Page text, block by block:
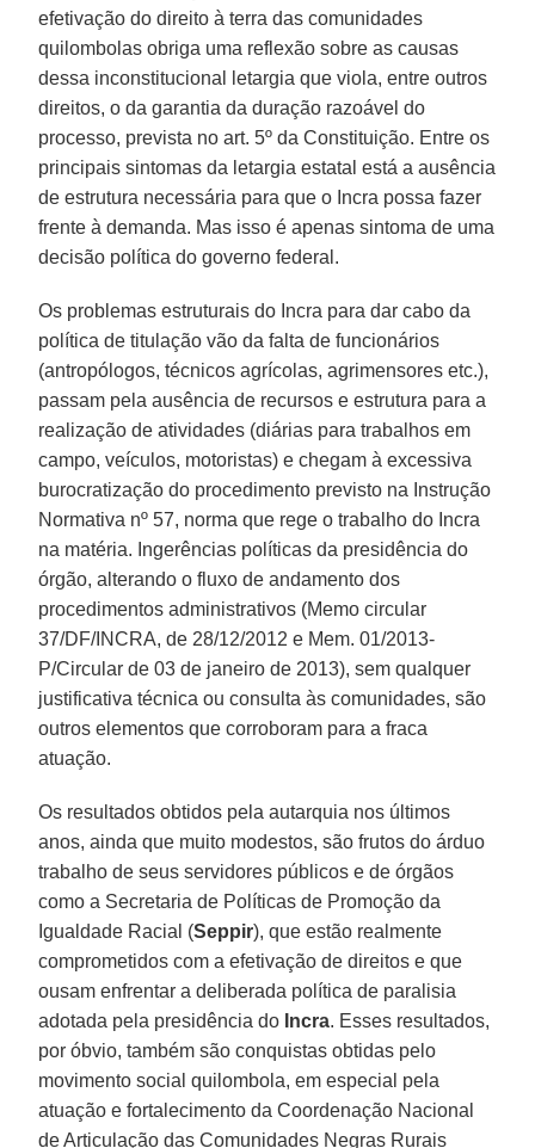
efetivação do direito à terra das comunidades
quilombolas obriga uma reflexão sobre as causas
dessa inconstitucional letargia que viola, entre outros
direitos, o da garantia da duração razoável do
processo, prevista no art. 5º da Constituição. Entre os
principais sintomas da letargia estatal está a ausência
de estrutura necessária para que o Incra possa fazer
frente à demanda. Mas isso é apenas sintoma de uma
decisão política do governo federal.
Os problemas estruturais do Incra para dar cabo da
política de titulação vão da falta de funcionários
(antropólogos, técnicos agrícolas, agrimensores etc.),
passam pela ausência de recursos e estrutura para a
realização de atividades (diárias para trabalhos em
campo, veículos, motoristas) e chegam à excessiva
burocratização do procedimento previsto na Instrução
Normativa nº 57, norma que rege o trabalho do Incra
na matéria. Ingerências políticas da presidência do
órgão, alterando o fluxo de andamento dos
procedimentos administrativos (Memo circular
37/DF/INCRA, de 28/12/2012 e Mem. 01/2013-
P/Circular de 03 de janeiro de 2013), sem qualquer
justificativa técnica ou consulta às comunidades, são
outros elementos que corroboram para a fraca
atuação.
Os resultados obtidos pela autarquia nos últimos
anos, ainda que muito modestos, são frutos do árduo
trabalho de seus servidores públicos e de órgãos
como a Secretaria de Políticas de Promoção da
Igualdade Racial (Seppir), que estão realmente
comprometidos com a efetivação de direitos e que
ousam enfrentar a deliberada política de paralisia
adotada pela presidência do Incra. Esses resultados,
por óbvio, também são conquistas obtidas pelo
movimento social quilombola, em especial pela
atuação e fortalecimento da Coordenação Nacional
de Articulação das Comunidades Negras Rurais